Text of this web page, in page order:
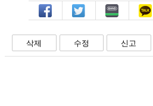
페북 트윗 밴드 카톡
삭제 수정 신고